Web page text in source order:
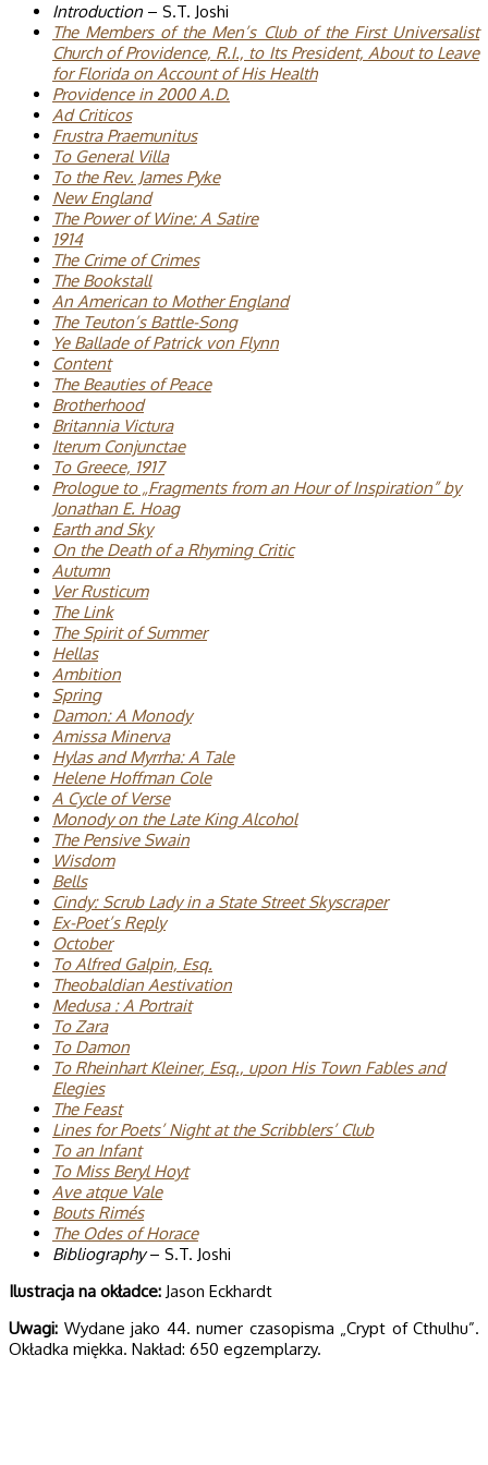
Introduction – S.T. Joshi
The Members of the Men’s Club of the First Universalist
Church of Providence, R.I., to Its President, About to Leave
for Florida on Account of His Health
Providence in 2000 A.D.
Ad Criticos
Frustra Praemunitus
To General Villa
To the Rev. James Pyke
New England
The Power of Wine: A Satire
1914
The Crime of Crimes
The Bookstall
An American to Mother England
The Teuton’s Battle-Song
Ye Ballade of Patrick von Flynn
Content
The Beauties of Peace
Brotherhood
Britannia Victura
Iterum Conjunctae
To Greece, 1917
Prologue to „Fragments from an Hour of Inspiration” by
Jonathan E. Hoag
Earth and Sky
On the Death of a Rhyming Critic
Autumn
Ver Rusticum
The Link
The Spirit of Summer
Hellas
Ambition
Spring
Damon: A Monody
Amissa Minerva
Hylas and Myrrha: A Tale
Helene Hoffman Cole
A Cycle of Verse
Monody on the Late King Alcohol
The Pensive Swain
Wisdom
Bells
Cindy: Scrub Lady in a State Street Skyscraper
Ex-Poet’s Reply
October
To Alfred Galpin, Esq.
Theobaldian Aestivation
Medusa : A Portrait
To Zara
To Damon
To Rheinhart Kleiner, Esq., upon His Town Fables and
Elegies
The Feast
Lines for Poets’ Night at the Scribblers’ Club
To an Infant
To Miss Beryl Hoyt
Ave atque Vale
Bouts Rimés
The Odes of Horace
Bibliography– S.T. Joshi
Ilustracja na okładce: Jason Eckhardt
Uwagi: Wydane jako 44. numer czasopisma „Crypt of Cthulhu”.
Okładka miękka. Nakład: 650 egzemplarzy.